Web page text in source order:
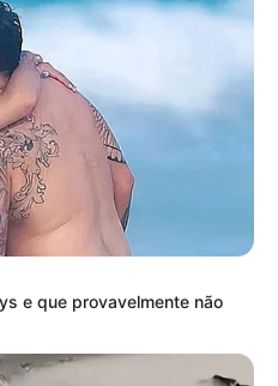
e que provavelmente não